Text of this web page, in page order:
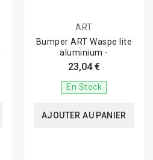
ART
Bumper ART Waspe lite
aluminium -
23,04 €
En Stock
AJOUTER AU PANIER